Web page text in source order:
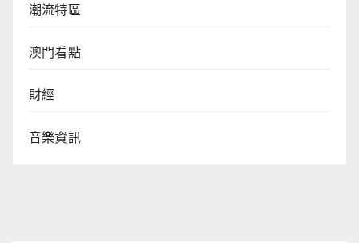
潮流特區
澳門看點
財經
音樂資訊